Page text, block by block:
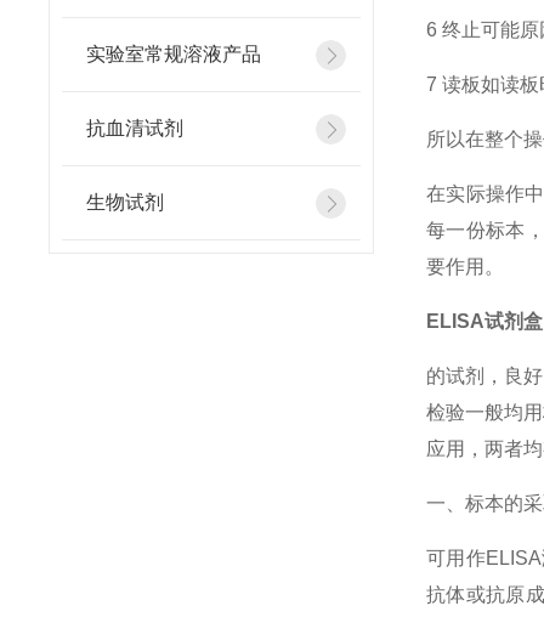
实验室常规溶液产品
抗血清试剂
生物试剂
6 终止可能
7 读板如读
所以在整个
在实际操作
每一份标本
要作用。
ELISA试剂盒
的试剂，良
检验一般均
应用，两者
一、标本的
可用作
抗体或抗原